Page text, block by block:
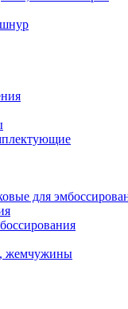
шнур
для
жемчужины